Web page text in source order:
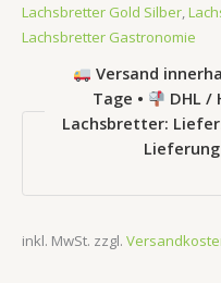
Lachsbretter Gold Silber,
Lachsbretter Gastronomie
Versand
Tage •
DHL /
Lachsbretter:
inkl. MwSt. zzgl.